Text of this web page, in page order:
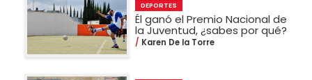
DEPORTES
Él ganó el Premio Nacional de
la Juventud, ¿sabes por qué?
Karen De la Torre